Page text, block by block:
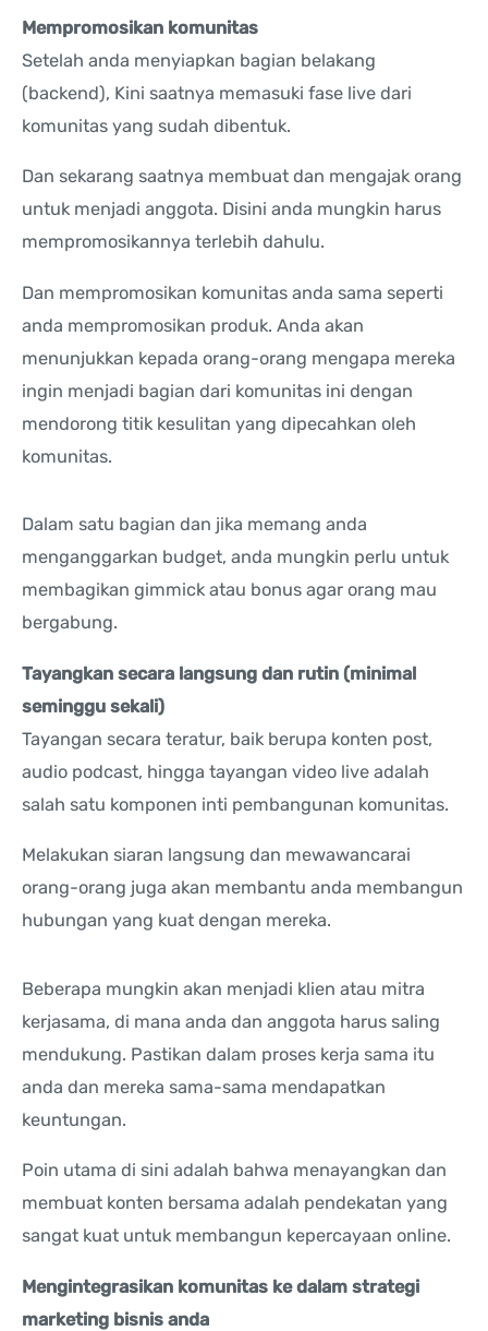
Mempromosikan komunitas
Setelah anda menyiapkan bagian belakang
(backend), Kini saatnya memasuki fase live dari
komunitas yang sudah dibentuk.
Dan sekarang saatnya membuat dan mengajak orang
untuk menjadi anggota. Disini anda mungkin harus
mempromosikannya terlebih dahulu.
Dan mempromosikan komunitas anda sama seperti
anda mempromosikan produk. Anda akan
menunjukkan kepada orang-orang mengapa mereka
ingin menjadi bagian dari komunitas ini dengan
mendorong titik kesulitan yang dipecahkan oleh
komunitas.
Dalam satu bagian dan jika memang anda
menganggarkan budget, anda mungkin perlu untuk
membagikan gimmick atau bonus agar orang mau
bergabung.
Tayangkan secara langsung dan rutin (minimal
seminggu sekali)
Tayangan secara teratur, baik berupa konten post,
audio podcast, hingga tayangan video live adalah
salah satu komponen inti pembangunan komunitas.
Melakukan siaran langsung dan mewawancarai
orang-orang juga akan membantu anda membangun
hubungan yang kuat dengan mereka.
Beberapa mungkin akan menjadi klien atau mitra
kerjasama, di mana anda dan anggota harus saling
mendukung. Pastikan dalam proses kerja sama itu
anda dan mereka sama-sama mendapatkan
keuntungan.
Poin utama di sini adalah bahwa menayangkan dan
membuat konten bersama adalah pendekatan yang
sangat kuat untuk membangun kepercayaan online.
Mengintegrasikan komunitas ke dalam strategi
marketing bisnis anda